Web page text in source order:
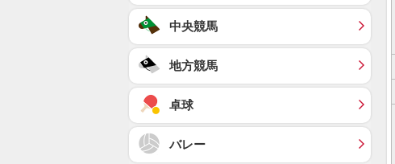
中央競馬
地方競馬
卓球
バレー